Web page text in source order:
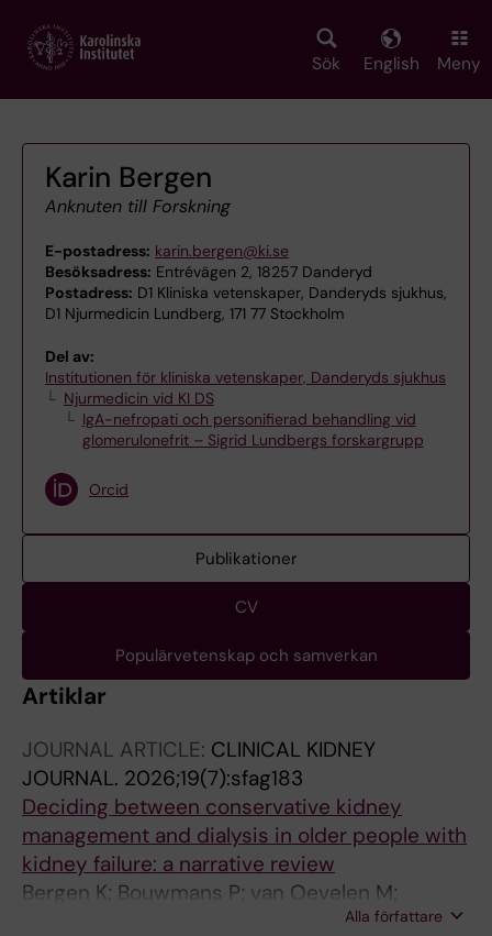
main
Sök English Meny
Karin Bergen
Anknuten till Forskning
E-postadress: karin.bergen@ki.se
Besöksadress: Entrévägen 2, 18257 Danderyd
Postadress: D1 Kliniska vetenskaper, Danderyds sjukhus,
D1 Njurmedicin Lundberg, 171 77 Stockholm
Del av:
Institutionen för kliniska vetenskaper, Danderyds sjukhus
Njurmedicin vid KI DS
IgA-nefropati och personifierad behandling vid
glomerulonefrit – Sigrid Lundbergs forskargrupp
Orcid
Publikationer
CV
Populärvetenskap och samverkan
Artiklar
JOURNAL ARTICLE: CLINICAL KIDNEY
JOURNAL. 2026;19(7):sfag183
Deciding between conservative kidney
management and dialysis in older people with
kidney failure: a narrative review
Bergen K; Bouwmans P; van Oevelen M;
Avesani CM; Jacobson SH; Wallin JM;Alla författare